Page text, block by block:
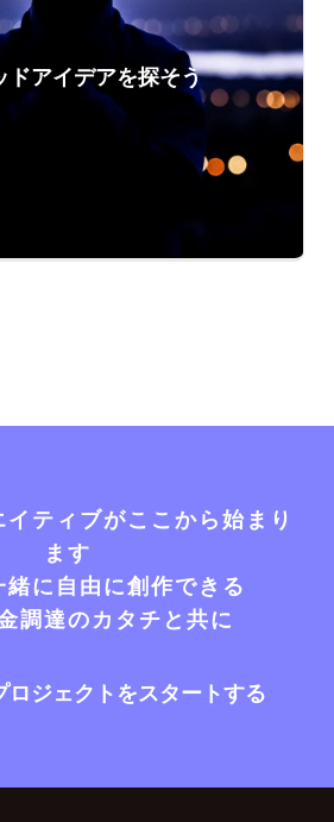
ドアイデアを探そう
ティブがここから始まり
ます
緒に自由に創作できる
調達のカタチと共に
ロジェクトをスタートする